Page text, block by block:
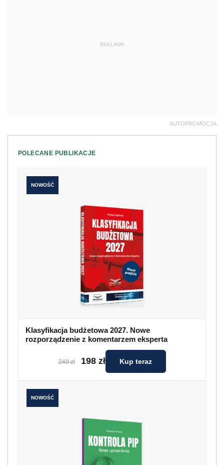
REKLAMA
AUTOPROMOCJA
POLECANE PUBLIKACJE
NOWOŚĆ
Klasyfikacja budżetowa 2027. Nowe
rozporządzenie z komentarzem eksperta
249 zł 198 zł Kup teraz
NOWOŚĆ